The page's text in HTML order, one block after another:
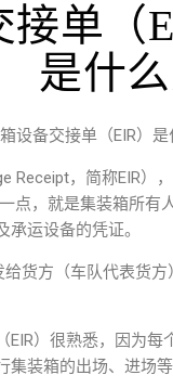
接单（
是什
设备交接单（EIR）
Receipt，简称EIR
点，就是集装箱所
运设备的凭证。
货方（车队代表货
EIR）很熟悉，因为
装箱的出场、进场等